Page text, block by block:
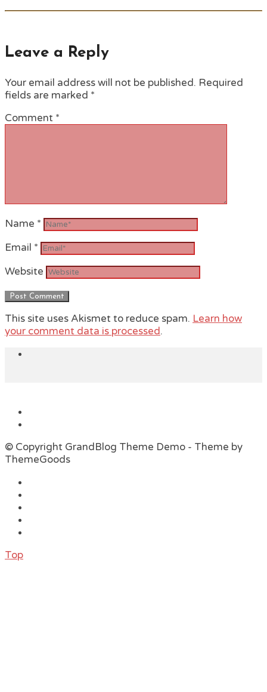
Leave a Reply
Your email address will not be published. Required
fields are marked *
Comment *
Name *
Email *
Website
This site uses Akismet to reduce spam. Learn how
your comment data is processed.
© Copyright GrandBlog Theme Demo - Theme by
ThemeGoods
Top